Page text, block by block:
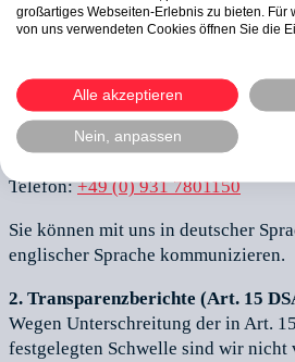
1. Kontaktstelle für Behörden und
Unsere Kontaktstelle für die
sowie für Nutzer unserer Dienste
hier zu erreichen:
Telefon:+49 (0) 931 7801150
Sie können mit uns in deutscher
englischer Sprache kommunizieren.
2. Transparenzberichte (Art. 15
Wegen Unterschreitung der in Art.
festgelegten Schwelle sind wir
großartiges Webseiten-Erlebnis zu bieten. Für
von uns verwendeten Cookies öffnen Sie die
Alle akzeptieren
Nein, anpassen